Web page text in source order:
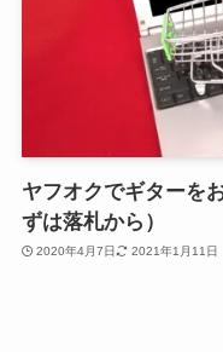
ヤフオクでギターを
ずは落札から）
2020年4月7日 2021年1月11日